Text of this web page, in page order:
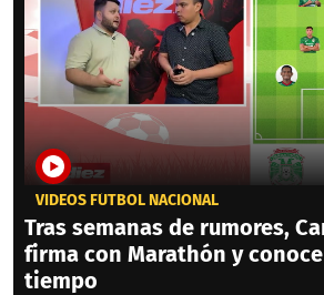
VIDEOS FÚTBOL NACIONAL
Tras semanas de rumores,
firma con Marathón y
tiempo